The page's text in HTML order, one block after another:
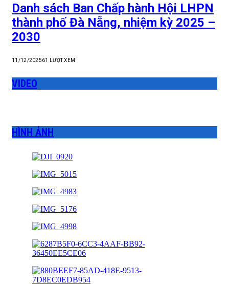
Danh sách Ban Chấp hành Hội LHPN
thành phố Đà Nẵng, nhiệm kỳ 2025 –
2030
11/12/202561 LƯỢT XEM
VIDEO
HÌNH ẢNH